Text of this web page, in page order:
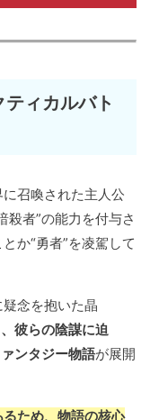
ィカルバト
召喚された主人公
殺者”の能力を付与さ
か“勇者”を凌駕して
念を抱いた晶
彼らの陰謀に迫
ンタジー物語が展開
ため、物語の核心